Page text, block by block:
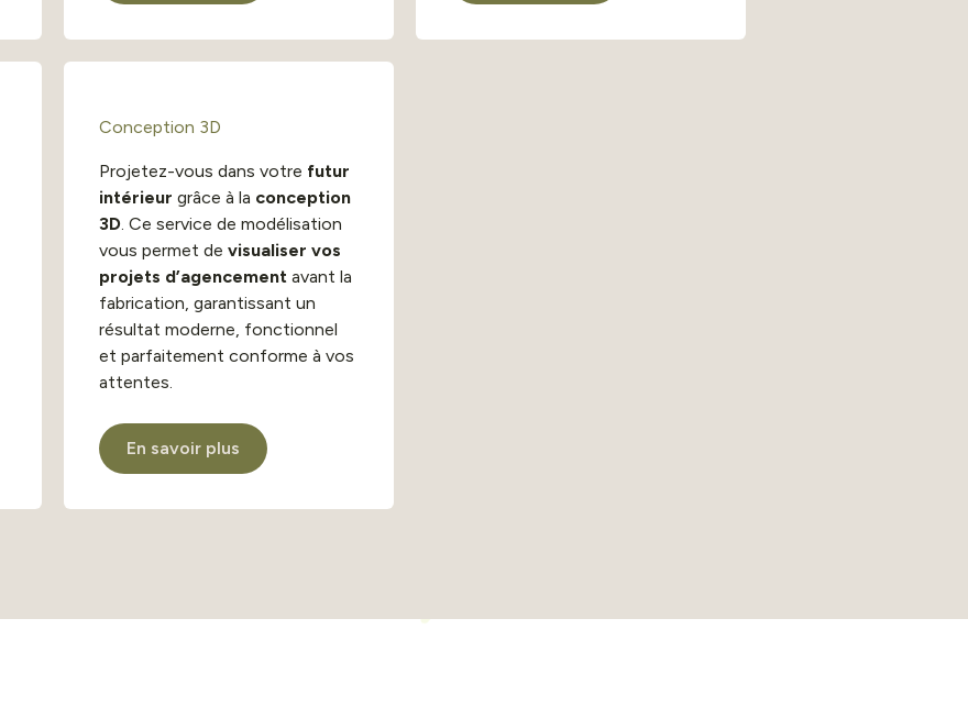
Conception 3D
Projetez-vous dans votre futur
intérieur grâce à la conception
3D. Ce service de modélisation
vous permet de visualiser vos
projets d’agencementavant la
fabrication, garantissant un
résultat moderne, fonctionnel
et parfaitement conforme à vos
attentes.
En savoir plus